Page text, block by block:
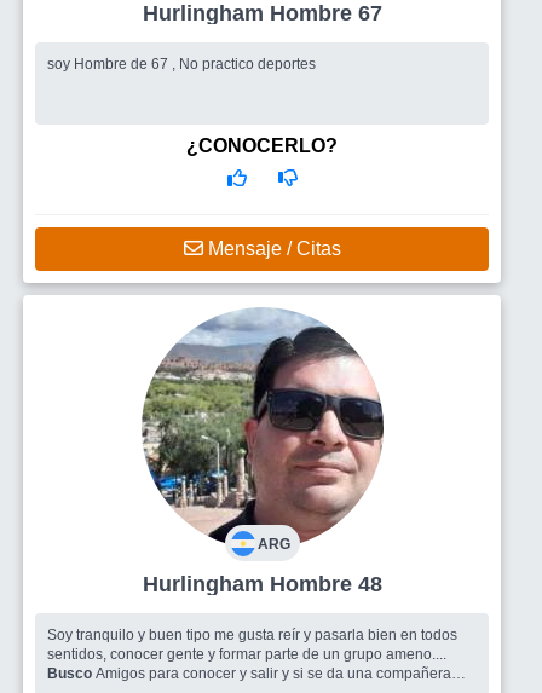
Hurlingham Hombre 67
soy Hombre de 67 , No practico deportes
¿CONOCERLO?
Mensaje / Citas
ARG
Hurlingham Hombre 48
Soy tranquilo y buen tipo me gusta reír y pasarla bien en todos
sentidos, conocer gente y formar parte de un grupo ameno....
Busco Amigos para conocer y salir y si se da una compañera